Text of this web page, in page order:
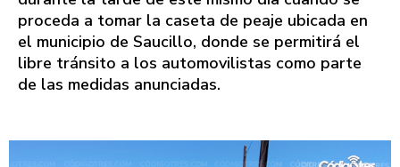
proceda a tomar la caseta de peaje ubicada en
el municipio de Saucillo, donde se permitirá el
libre tránsito a los automovilistas como parte
de las medidas anunciadas.